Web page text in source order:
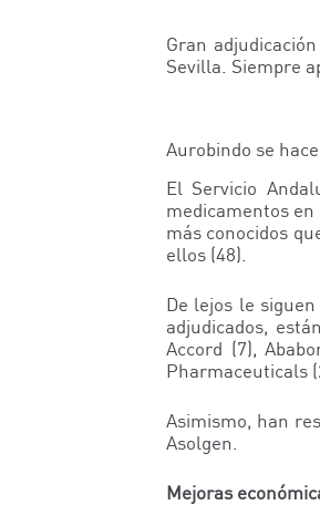
Gran
Sevilla. Siempre
Aurobindo se
El Servicio
medicamentos
más conocidos
ellos (48).
De lejos le
adjudicados,
Accord (7),
Pharmaceuticals
Asimismo, han
Asolgen.
Mejoras